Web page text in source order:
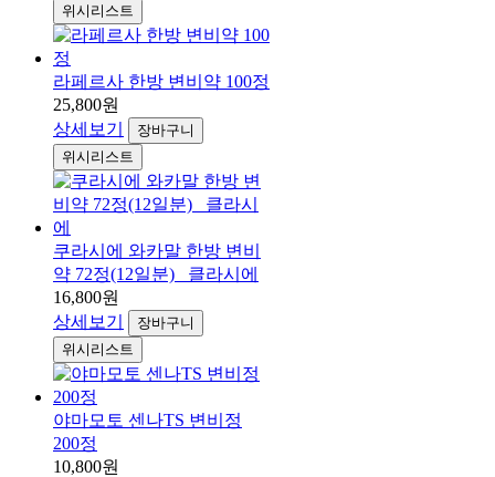
위시리스트
라페르사 한방 변비약 100정
25,800원
상세보기
장바구니
위시리스트
쿠라시에 와카말 한방 변비
약 72정(12일분) _클라시에
16,800원
상세보기
장바구니
위시리스트
야마모토 센나TS 변비정
200정
10,800원